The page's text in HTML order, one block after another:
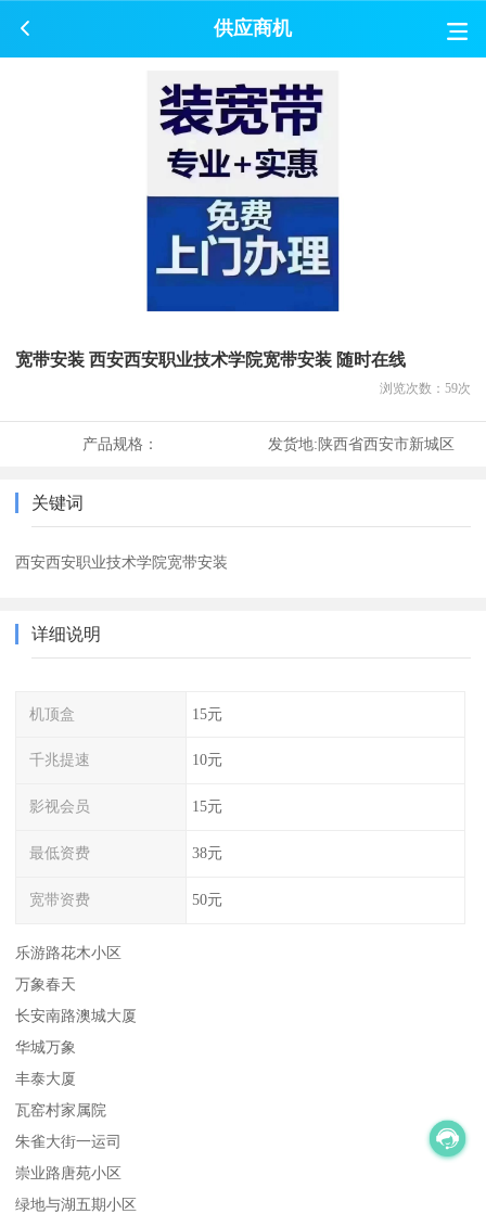
供应商机
宽带安装 西安西安职业技术学院宽带安装 随时在线
浏览次数： 59次
产品规格： 发货地:陕西省西安市新城区
关键词
西安西安职业技术学院宽带安装
详细说明
机顶盒 15元
千兆提速 10元
影视会员 15元
最低资费 38元
宽带资费 50元
乐游路花木小区
万象春天
长安南路澳城大厦
华城万象
丰泰大厦
瓦窑村家属院
朱雀大街一运司
崇业路唐苑小区
绿地与湖五期小区